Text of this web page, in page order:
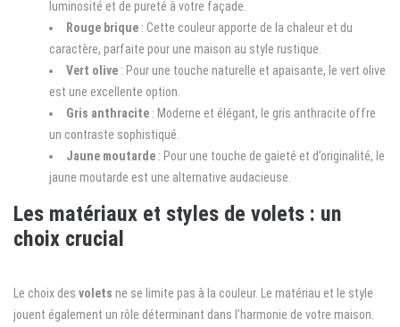
luminosité et de pureté à votre façade.
Rouge brique : Cette couleur apporte de la chaleur et du
caractère, parfaite pour une maison au style rustique.
Vert olive : Pour une touche naturelle et apaisante, le vert olive
est une excellente option.
Gris anthracite : Moderne et élégant, le gris anthracite offre
un contraste sophistiqué.
Jaune moutarde : Pour une touche de gaieté et d’originalité, le
jaune moutarde est une alternative audacieuse.
Les matériaux et styles de volets : un
choix crucial
Le choix des volets ne se limite pas à la couleur. Le matériau et le style
jouent également un rôle déterminant dans l’harmonie de votre maison.